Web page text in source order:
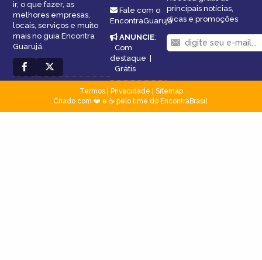
ir, o que fazer, as
melhores empresas,
locais, serviços e muito
mais no guia Encontra
Guarujá.
Fale com o
EncontraGuarujá
ANUNCIE:
Com
destaque |
Grátis
principais notícias,
dicas e promoções
Termos| Privacidade
Sitemap
Criado com ❤️ e ☕ pelo time do EncontraBrasil